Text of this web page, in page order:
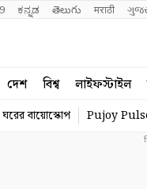
ಕನ್ನಡ తెలుగు मराठी
দেশ বিশ্ব লাইফস্টাইল
ঘরের বায়োস্কোপ Pujoy